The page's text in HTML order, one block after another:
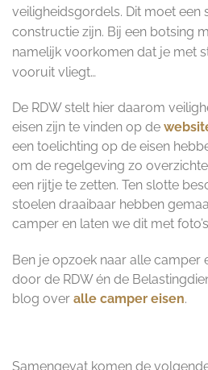
veiligheidsgordels. Dit moet een
constructie zijn. Bij een botsing
namelijk voorkomen dat je met
vooruit vliegt…
De RDW stelt hier daarom
eisen zijn te vinden op de
een toelichting op de eisen
om de regelgeving zo
een rijtje te zetten. Ten slotte
stoelen draaibaar hebben
camper en laten we dit met
Ben je opzoek naar alle camper
door de RDW én de
blog over alle camper eisen.
Samengevat komen de